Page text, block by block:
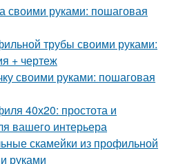
своими руками: пошаговая
трубы своими руками:
+ чертеж
своими руками: пошаговая
40х20: простота и
вашего интерьера
скамейки из профильной
руками